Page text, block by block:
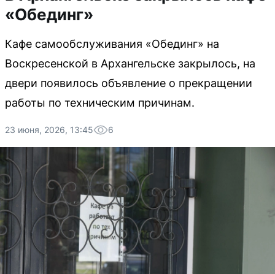
«Обединг»
Кафе самообслуживания «Обединг» на
Воскресенской в Архангельске закрылось, на
двери появилось объявление о прекращении
работы по техническим причинам.
23 июня, 2026, 13:45 6